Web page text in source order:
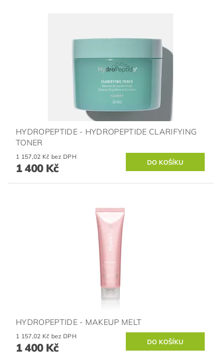
HYDROPEPTIDE - HYDROPEPTIDE CLARIFYING
TONER
1 157,02 Kč bez DPH
1 400 Kč
HYDROPEPTIDE - MAKEUP MELT
1 157,02 Kč bez DPH
1 400 Kč